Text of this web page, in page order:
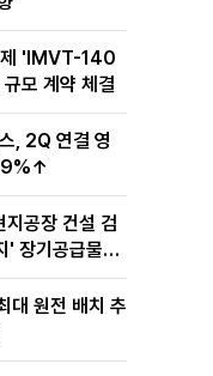
제 'IMVT-140
모 계약 체결
, 2Q 연결 영
공장 건설 검
' 장기공급물량
대 원전 배치 추